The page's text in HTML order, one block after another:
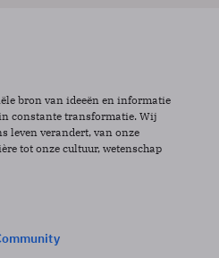
bron van ideeën en informatie
constante transformatie. Wij
leven verandert, van onze
tot onze cultuur, wetenschap